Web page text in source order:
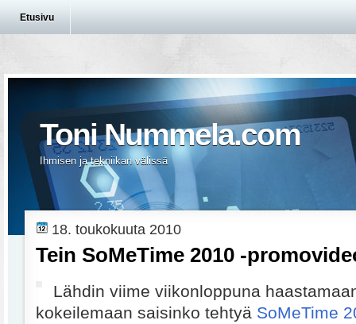
Etusivu
Toni Nummela.com
Ihmisen ja tekniikan välissä
18. toukokuuta 2010
Tein SoMeTime 2010 -
Lähdin viime viikonloppuna
kokeilemaan saisinko tehtyä SoMeTime